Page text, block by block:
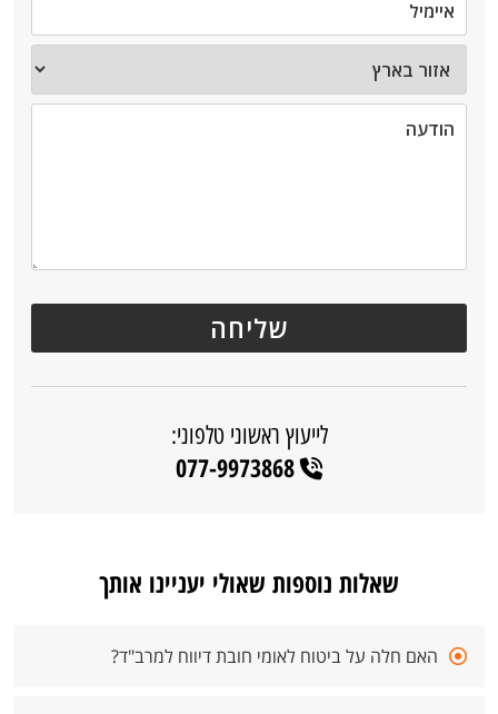
לייעוץ ראשוני טלפוני:
077-9973868
שאלות נוספות שאולי יעניינו אותך
האם חלה על ביטוח לאומי חובת דיווח למרב"ד?